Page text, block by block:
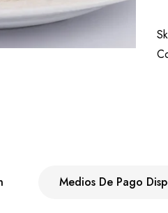
Medios De Pago